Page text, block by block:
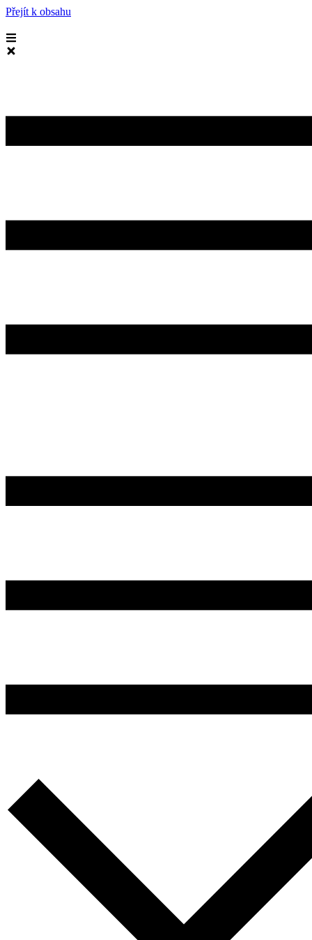
Přejít k obsahu